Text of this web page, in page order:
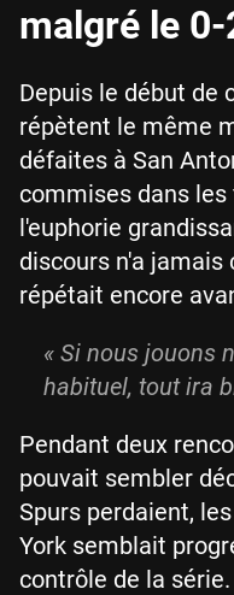
malgré le
Depuis le début de
répètent le même
défaites à San
commises dans
l'euphorie
discours n'a jamais
répétait encore
« Si nous jouons
habituel, tout ira
Pendant deux
pouvait sembler
Spurs perdaient,
York semblait
contrôle de la